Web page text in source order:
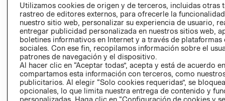
AVISO DE
PRIVACIDAD
GIFT CARD
AVISO DE
Utilizamos cookies de origen y de terceros, incluidas otras
rastreo de editores externos, para ofrecerle la
nuestro sitio web, personalizar su experiencia de usuario,
entregar publicidad personalizada en nuestros sitios web,
boletines informativos en Internet y a través de plataformas
sociales. Con ese fin, recopilamos información sobre el
patrones de navegación y el dispositivo.
Al hacer clic en “Aceptar todas”, acepta y está de acuerdo
compartamos esta información con terceros, como
publicitarios. Al elegir “Solo cookies requeridas”, se
opcionales, lo que limita nuestra entrega de contenido y
personalizadas. Haga clic en “Configuración de cookies y